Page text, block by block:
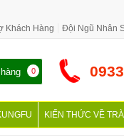
Khách Hàng Đội Ngũ Nhân
0
KIẾN THỨC VỀ TRÀ